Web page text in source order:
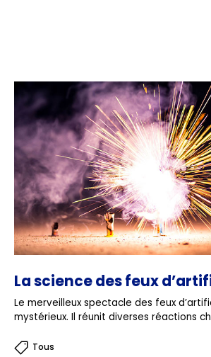
La science des feux
Le merveilleux spectacle des feux
mystérieux. Il réunit diverses réactions
Tous